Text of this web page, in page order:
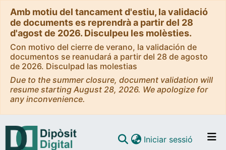
Amb motiu del tancament d'estiu, la validació
de documents es reprendrà a partir del 28
d'agost de 2026. Disculpeu les molèsties.
Con motivo del cierre de verano, la validación de
documentos se reanudará a partir del 28 de agosto
de 2026. Disculpad las molestias
Due to the summer closure, document validation will
resume starting August 28, 2026. We apologize for
any inconvenience.
Iniciar sessió (current)